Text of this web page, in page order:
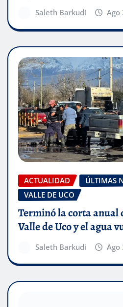
Saleth Barkudi Ago
ACTUALIDAD
ÚLTIMAS
VALLE DE UCO
Terminó la corta anual
Valle de Uco y el agua
Saleth Barkudi Ago